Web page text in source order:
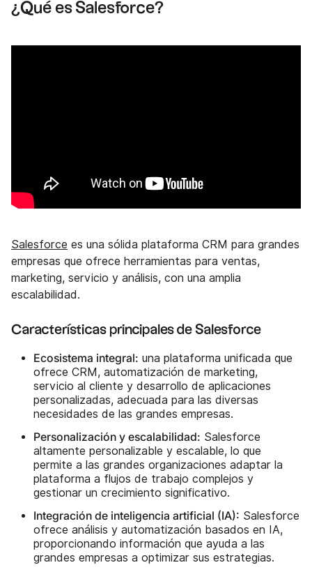
¿Qué es Salesforce?
Salesforce es una sólida plataforma CRM para grandes
empresas que ofrece herramientas para ventas,
marketing, servicio y análisis, con una amplia
escalabilidad.
Características principales de Salesforce
Ecosistema integral: una plataforma unificada que
ofrece CRM, automatización de marketing,
servicio al cliente y desarrollo de aplicaciones
personalizadas, adecuada para las diversas
necesidades de las grandes empresas.
Personalización y escalabilidad: Salesforce
altamente personalizable y escalable, lo que
permite a las grandes organizaciones adaptar la
plataforma a flujos de trabajo complejos y
gestionar un crecimiento significativo.
Integración de inteligencia artificial (IA): Salesforce
ofrece análisis y automatización basados en IA,
proporcionando información que ayuda a las
grandes empresas a optimizar sus estrategias.